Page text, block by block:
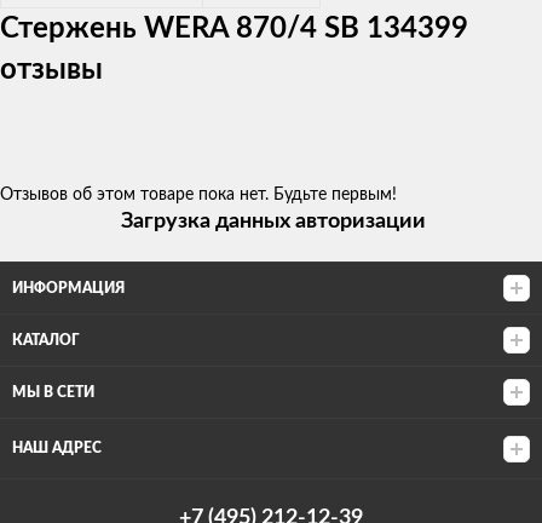
Стержень WERA 870/4 SB 134399
отзывы
Отзывов об этом товаре пока нет. Будьте первым!
Загрузка данных авторизации
ИНФОРМАЦИЯ
КАТАЛОГ
МЫ В СЕТИ
НАШ АДРЕС
+7 (495) 212-12-39